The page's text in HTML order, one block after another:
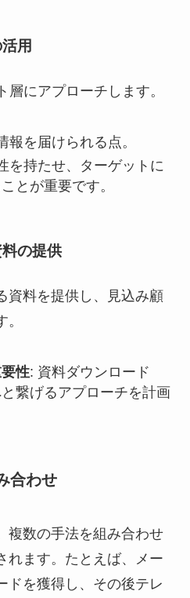
用
にアプローチします。
報を届けられる点。
を持たせ、ターゲットに
とが重要です。
の提供
資料を提供し、見込み顧
性: 資料ダウンロード
繋げるアプローチを計画
合わせ
複数の手法を組み合わせ
れます。たとえば、メー
ドを獲得し、その後テレ